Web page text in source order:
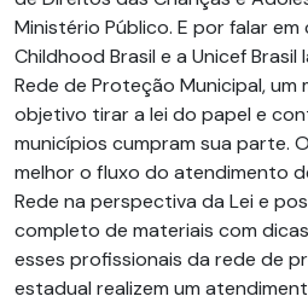
Ministério Público. E por falar
Childhood Brasil e a Unicef
Rede de Proteção Municipal,
objetivo tirar a lei do papel e
municípios cumpram sua parte.
melhor o fluxo do atendimento
Rede na perspectiva da Lei e
completo de materiais com
esses profissionais da rede de
estadual realizem um